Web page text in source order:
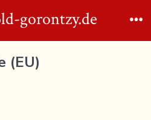
gorontzy.de
(EU)